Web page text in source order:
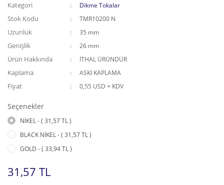
Kategori Dikme Tokalar
Stok Kodu TMR10200 N
Uzunluk 35 mm
Genişlik 26 mm
Ürün Hakkında İTHAL ÜRÜNDÜR
Kaplama ASKI KAPLAMA
Fiyat 0,55 USD + KDV
Seçenekler
NİKEL - ( 31,57 TL )
BLACK NİKEL - ( 31,57 TL )
GOLD - ( 33,94 TL )
31,57 TL